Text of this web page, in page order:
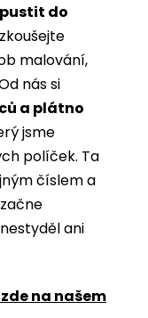
do
malování,
nás si
a plátno
jsme
políček. Ta
číslem a
ani
na našem